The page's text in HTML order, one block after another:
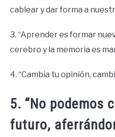
cablear y dar forma a
3. “Aprender es formar
cerebro y la memoria es
4. “Cambia tu opinión,
5. “No podemos
futuro,